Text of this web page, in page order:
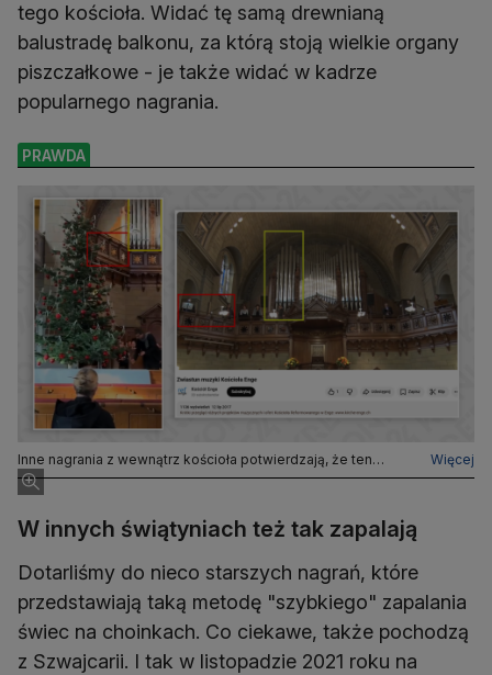
tego kościoła. Widać tę samą drewnianą
balustradę balkonu, za którą stoją wielkie organy
piszczałkowe - je także widać w kadrze
popularnego nagrania.
PRAWDA
Inne nagrania z wewnątrz kościoła potwierdzają, że ten
znajduje się w Zurychu
Więcej
W innych świątyniach też tak zapalają
Dotarliśmy do nieco starszych nagrań, które
przedstawiają taką metodę "szybkiego" zapalania
świec na choinkach. Co ciekawe, także pochodzą
z Szwajcarii. I tak w listopadzie 2021 roku na